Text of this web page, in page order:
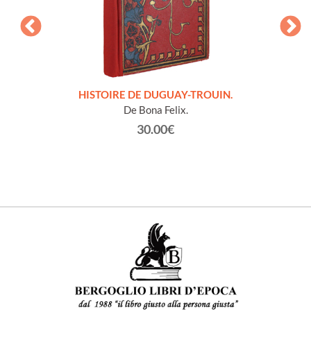
HISTOIRE DE DUGUAY-TROUIN.
De Bona Felix.
30.00€